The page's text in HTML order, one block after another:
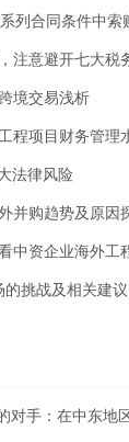
列合同条件中
注意避开七大税
境交易浅析
程项目财务管理
法律风险
并购趋势及原因
中资企业海外工
的挑战及相关建议
对手：在中东地